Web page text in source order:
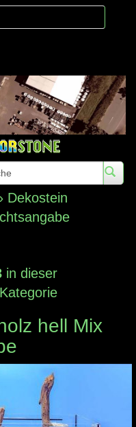
Dekostein
in dieser
Kategorie
hell Mix